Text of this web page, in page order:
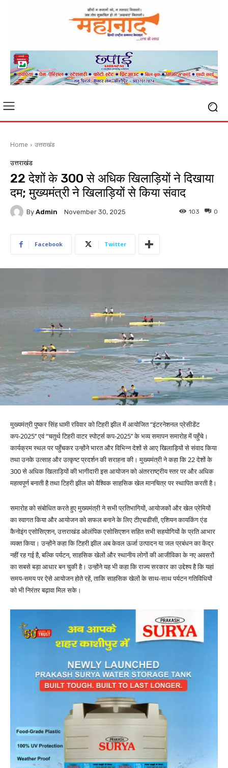
Home उत्तराखंड
उत्तराखंड
22 देशों के 300 से अधिक खिलाड़ियों ने दिखाया
दम; मुख्यमंत्री ने खिलाड़ियों से किया संवाद
By Admin November 30, 2025 0
103
Facebook Twitter
मुख्यमंत्री पुष्कर सिंह धामी रविवार को टिहरी झील में आयोजित “इंटरनेशनल प्रेसीडेंट
कप-2025’’ एवं “चतुर्थ टिहरी वाटर स्पोर्ट्स कप-2025’’ के भव्य समापन समारोह में पहुँचे।
कार्यक्रम स्थल पर पहुँचकर उन्होंने भारत और विभिन्न देशों से आए खिलाड़ियों से संवाद किया
तथा उनके उत्साह और उत्कृष्ट प्रदर्शन की सराहना की। मुख्यमंत्री ने कहा कि 22 देशों के
300 से अधिक खिलाड़ियों की भागीदारी इस आयोजन को अंतरराष्ट्रीय स्तर पर और अधिक
महत्वपूर्ण बनाती है तथा टिहरी झील को वैश्विक साहसिक खेल मानचित्र पर स्थापित करती है।
समारोह को संबोधित करते हुए मुख्यमंत्री ने सभी प्रतिभागियों, आयोजकों और खेल प्रेमियों
का स्वागत किया और आयोजन को सफल बनाने के लिए टीएचडीसी, एशियन कायकिंग एंड
कैनोइंग एसोसिएशन, उत्तराखंड ओलंपिक एसोसिएशन सहित सभी सहयोगियों के प्रति आभार
व्यक्त किया। उन्होंने कहा कि टिहरी झील अब केवल ऊर्जा उत्पादन या जल प्रबंधन का केंद्र
नहीं रह गई है, बल्कि पर्यटन, साहसिक खेलों और स्थानीय लोगों की आजीविका के नए अवसरों
का सबसे बड़ा आधार बन चुकी है। उन्होंने यह भी कहा कि राज्य सरकार का उद्देश्य है कि यहां
समय-समय पर ऐसे आयोजन होते रहें, ताकि साहसिक खेलों के साथ-साथ पर्यटन गतिविधियों
को भी निरंतर बढ़ावा मिल सके।